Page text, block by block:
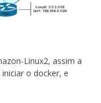
Linux2, assim a
o docker, e